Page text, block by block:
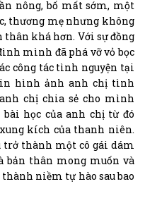
nông, bố mất sớm, một
thương mẹ nhưng không
khá hơn. Với sự đồng
mình đã phá vỡ vỏ bọc
công tác tình nguyện tại
hình ảnh anh chị tình
chị chia sẻ cho mình
học của anh chị từ đó
kích của thanh niên.
trở thành một cô gái dám
bản thân mong muốn và
niềm tự hào sau bao